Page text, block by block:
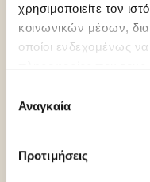
χρησιμοποιείτε τον
κοινωνικών μέσων,
οποίοι ενδεχομένως
των υπηρεσιών τους.
συγκατάθεσης
Αναγκαία
Προτιμήσεις
HCS